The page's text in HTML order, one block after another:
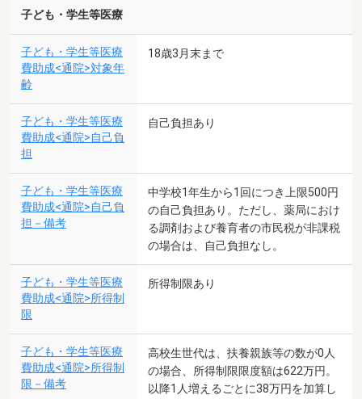
子ども・学生等医療
子ども・学生等医療
費助成<通院>対象年
齢
18歳3月末まで
子ども・学生等医療
費助成<通院>自己負
担
自己負担あり
子ども・学生等医療
費助成<通院>自己負
担－備考
中学校1年生から1回につき上限500円
の自己負担あり。ただし、薬局におけ
る調剤および養育者の市民税が非課税
の場合は、自己負担なし。
子ども・学生等医療
費助成<通院>所得制
限
所得制限あり
子ども・学生等医療
費助成<通院>所得制
限－備考
高校生世代は、扶養親族等の数が0人
の場合、所得制限限度額は622万円。
以降1人増えるごとに38万円を加算し